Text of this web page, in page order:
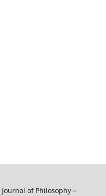
of Philosophy –